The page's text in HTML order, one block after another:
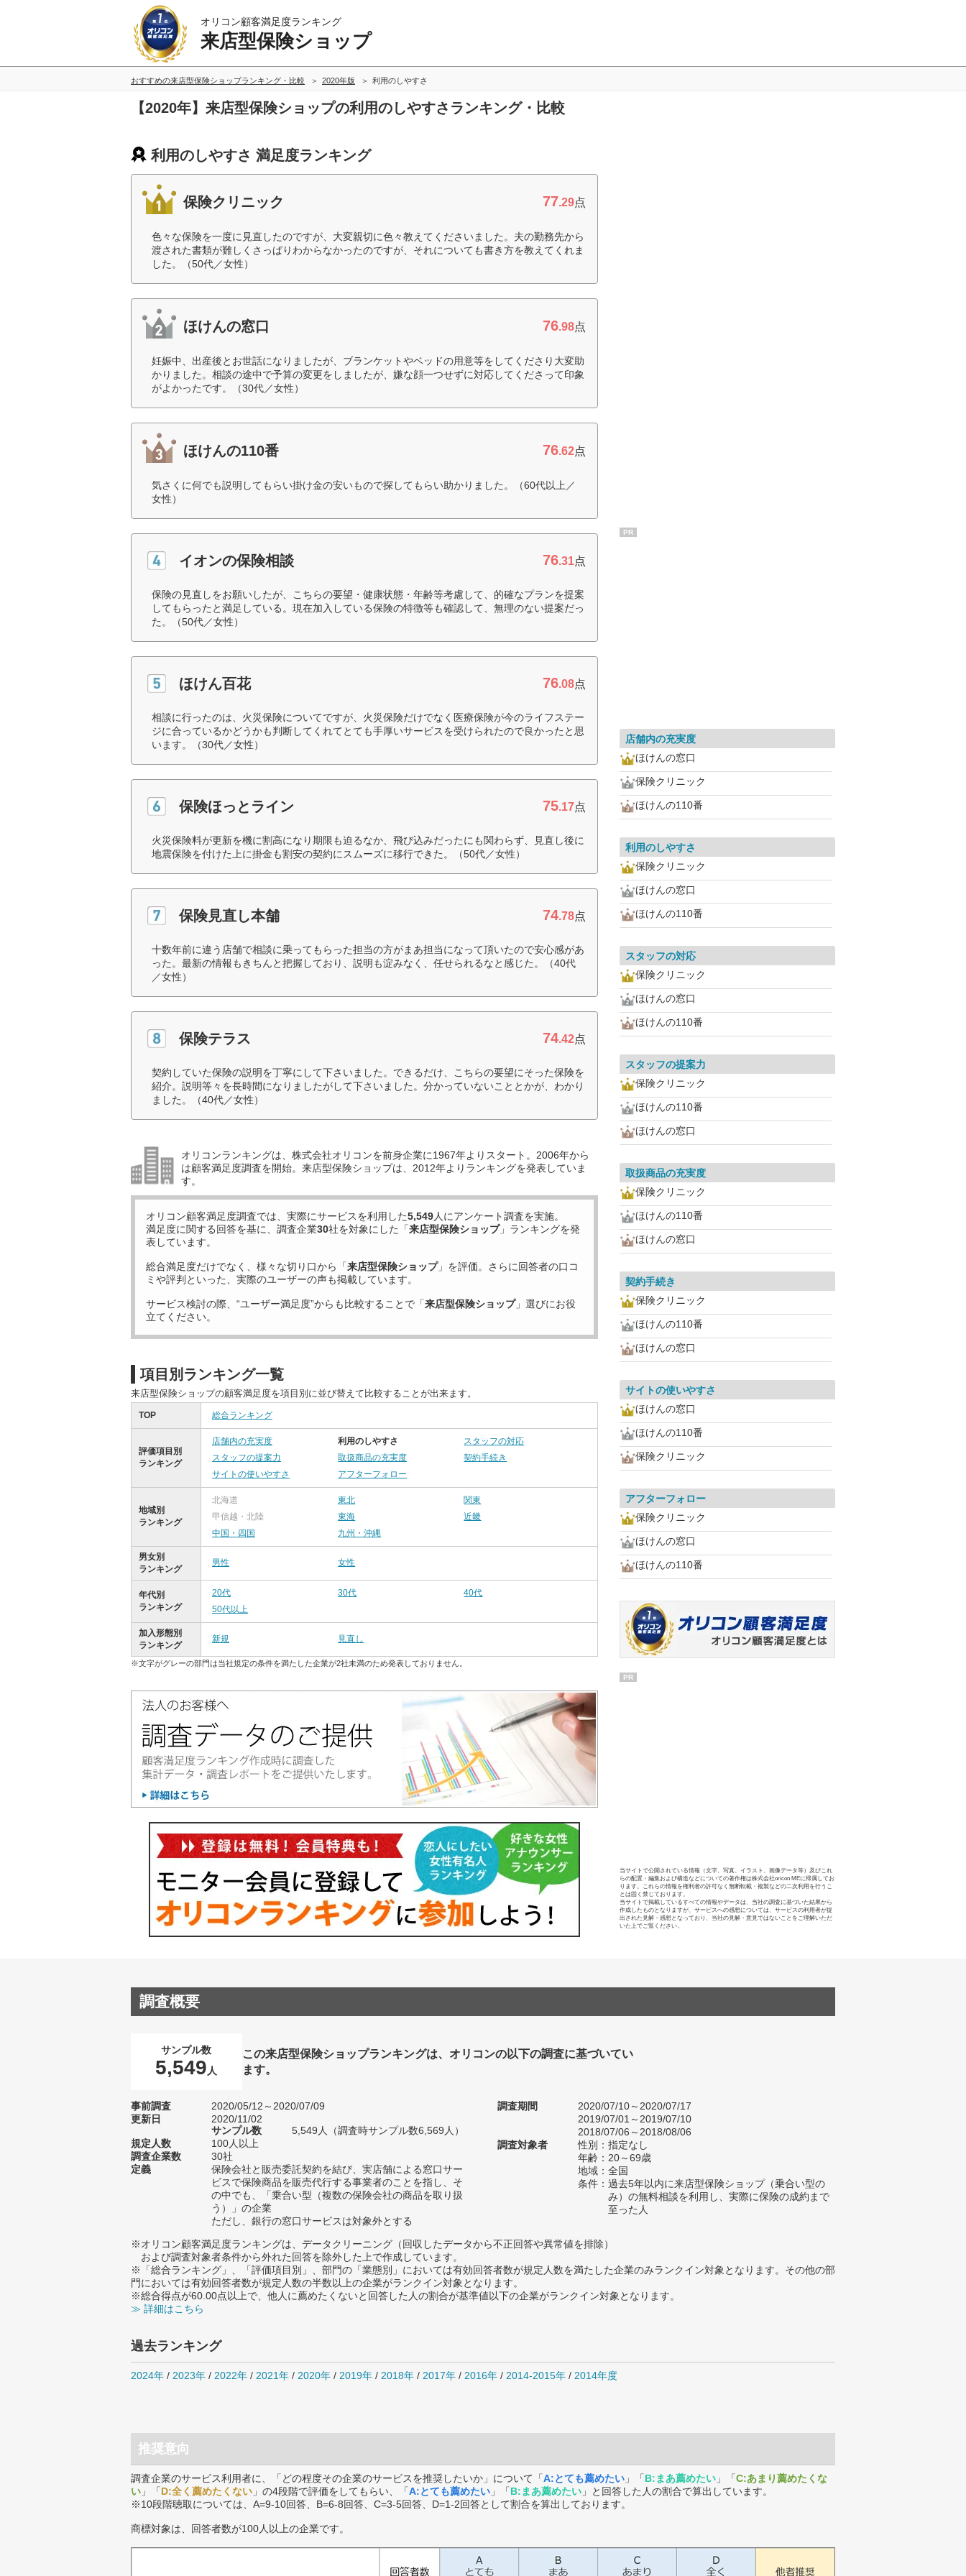
オリコン顧客満足度ランキング
来店型保険ショップ
おすすめの来店型保険ショップランキング・比較 2020年版 利用のしやすさ
【2020年】来店型保険ショップの利用のしやすさランキング・比較
利用のしやすさ 満足度ランキング
保険クリニック 77.29点
色々な保険を一度に見直したのですが、大変親切に色々教えてくださいました。夫の勤務先から
渡された書類が難しくさっぱりわからなかったのですが、それについても書き方を教えてくれま
した。（50代／女性）
ほけんの窓口 76.98点
妊娠中、出産後とお世話になりましたが、ブランケットやベッドの用意等をしてくださり大変助
かりました。相談の途中で予算の変更をしましたが、嫌な顔一つせずに対応してくださって印象
がよかったです。（30代／女性）
ほけんの110番 76.62点
気さくに何でも説明してもらい掛け金の安いもので探してもらい助かりました。（60代以上／
女性）
イオンの保険相談 76.31点
保険の見直しをお願いしたが、こちらの要望・健康状態・年齢等考慮して、的確なプランを提案
してもらったと満足している。現在加入している保険の特徴等も確認して、無理のない提案だっ
た。（50代／女性）
ほけん百花 76.08点
相談に行ったのは、火災保険についてですが、火災保険だけでなく医療保険が今のライフステー
ジに合っているかどうかも判断してくれてとても手厚いサービスを受けられたので良かったと思
います。（30代／女性）
保険ほっとライン 75.17点
火災保険料が更新を機に割高になり期限も迫るなか、飛び込みだったにも関わらず、見直し後に
地震保険を付けた上に掛金も割安の契約にスムーズに移行できた。（50代／女性）
保険見直し本舗 74.78点
十数年前に違う店舗で相談に乗ってもらった担当の方がまあ担当になって頂いたので安心感があ
った。最新の情報もきちんと把握しており、説明も淀みなく、任せられるなと感じた。（40代
／女性）
保険テラス 74.42点
契約していた保険の説明を丁寧にして下さいました。できるだけ、こちらの要望にそった保険を
紹介。説明等々を長時間になりましたがして下さいました。分かっていないこととかが、わかり
ました。（40代／女性）
オリコンランキングは、株式会社オリコンを前身企業に1967年よりスタート。2006年から
は顧客満足度調査を開始。来店型保険ショップは、2012年よりランキングを発表していま
す。
オリコン顧客満足度調査では、実際にサービスを利用した5,549人にアンケート調査を実施。
満足度に関する回答を基に、調査企業30社を対象にした「来店型保険ショップ」ランキングを発
表しています。
総合満足度だけでなく、様々な切り口から「来店型保険ショップ」を評価。さらに回答者の口コ
ミや評判といった、実際のユーザーの声も掲載しています。
サービス検討の際、“ユーザー満足度”からも比較することで「来店型保険ショップ」選びにお役
立てください。
項目別ランキング一覧
来店型保険ショップの顧客満足度を項目別に並び替えて比較することが出来ます。
TOP 総合ランキング
評価項目別
ランキング
店舗内の充実度 利用のしやすさ
スタッフの対応
スタッフの提案力
取扱商品の充実度
契約手続き
サイトの使いやすさ
アフターフォロー
地域別
ランキング
北海道 東北
関東
甲信越・北陸
東海
近畿
中国・四国
九州・沖縄
男女別
ランキング
男性 女性
年代別
ランキング
20代 30代
40代
50代以上
加入形態別
ランキング
新規 見直し
※文字がグレーの部門は当社規定の条件を満たした企業が2社未満のため発表しておりません。
PR
店舗内の充実度
ほけんの窓口
保険クリニック
ほけんの110番
利用のしやすさ
保険クリニック
ほけんの窓口
ほけんの110番
スタッフの対応
保険クリニック
ほけんの窓口
ほけんの110番
スタッフの提案力
保険クリニック
ほけんの110番
ほけんの窓口
取扱商品の充実度
保険クリニック
ほけんの110番
ほけんの窓口
契約手続き
保険クリニック
ほけんの110番
ほけんの窓口
サイトの使いやすさ
ほけんの窓口
ほけんの110番
保険クリニック
アフターフォロー
保険クリニック
ほけんの窓口
ほけんの110番
PR
当サイトで公開されている情報（文字、写真、イラスト、画像データ等）及びこれ
らの配置・編集および構造などについての著作権は株式会社oricon MEに帰属してお
ります。これらの情報を権利者の許可なく無断転載・複製などの二次利用を行うこ
とは固く禁じております。
当サイトで掲載しているすべての情報やデータは、当社の調査に基づいた結果から
作成したものとなりますが、サービスへの感想については、サービスの利用者が提
出された見解・感想となっており、当社の見解・意見ではないことをご理解いただ
いた上でご覧ください。
調査概要
サンプル数
5,549 人
この来店型保険ショップランキングは、オリコンの以下の調査に基づいてい
ます。
事前調査
2020/05/12～2020/07/09
更新日
2020/11/02
サンプル数
5,549人（調査時サンプル数6,569人）
規定人数
100人以上
調査企業数
30社
定義
保険会社と販売委託契約を結び、実店舗による窓口サー
ビスで保険商品を販売代行する事業者のことを指し、そ
の中でも、「乗合い型（複数の保険会社の商品を取り扱
う）」の企業
ただし、銀行の窓口サービスは対象外とする
調査期間
2020/07/10～2020/07/17
2019/07/01～2019/07/10
2018/07/06～2018/08/06
調査対象者
性別：指定なし
年齢：20～69歳
地域：全国
条件：過去5年以内に来店型保険ショップ（乗合い型の
み）の無料相談を利用し、実際に保険の成約まで
至った人
※オリコン顧客満足度ランキングは、データクリーニング（回収したデータから不正回答や異常値を排除）
および調査対象者条件から外れた回答を除外した上で作成しています。
※「総合ランキング」、「評価項目別」、部門の「業態別」においては有効回答者数が規定人数を満たした企業のみランクイン対象となります。その他の部
門においては有効回答者数が規定人数の半数以上の企業がランクイン対象となります。
※総合得点が60.00点以上で、他人に薦めたくないと回答した人の割合が基準値以下の企業がランクイン対象となります。
≫ 詳細はこちら
過去ランキング
2024年 / 2023年 / 2022年 / 2021年 / 2020年 / 2019年 / 2018年 / 2017年 / 2016年 / 2014-2015年 / 2014年度
推奨意向
調査企業のサービス利用者に、「どの程度その企業のサービスを推奨したいか」について「A:とても薦めたい 」「B:まあ薦めたい 」「C:あまり薦めたくな
い 」「D:全く薦めたくない 」の4段階で評価をしてもらい、「A:とても薦めたい 」「B:まあ薦めたい 」と回答した人の割合で算出しています。
※10段階聴取については、A=9-10回答、B=6-8回答、C=3-5回答、D=1-2回答として割合を算出しております。
商標対象は、回答者数が100人以上の企業です。